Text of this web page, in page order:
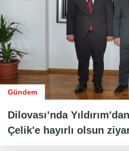
Gündem
Dilovası’nda
Çelik'e hayırlı olsun